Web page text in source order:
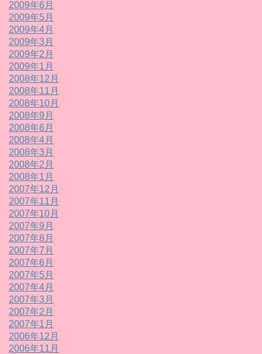
2009年6月
2009年5月
2009年4月
2009年3月
2009年2月
2009年1月
2008年12月
2008年11月
2008年10月
2008年9月
2008年6月
2008年4月
2008年3月
2008年2月
2008年1月
2007年12月
2007年11月
2007年10月
2007年9月
2007年8月
2007年7月
2007年6月
2007年5月
2007年4月
2007年3月
2007年2月
2007年1月
2006年12月
2006年11月